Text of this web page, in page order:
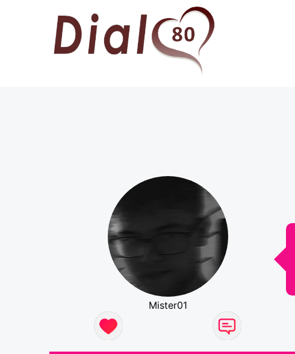
Mister01